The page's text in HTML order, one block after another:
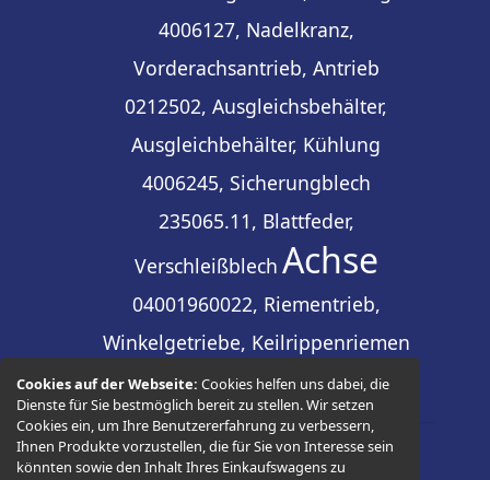
Cookies auf der Webseite:Cookies helfen uns dabei, die
Dienste für Sie bestmöglich bereit zu stellen. Wir setzen
Cookies ein, um Ihre Benutzererfahrung zu verbessern,
Ihnen Produkte vorzustellen, die für Sie von Interesse sein
könnten sowie den Inhalt Ihres Einkaufswagens zu
4006127, Nadelkranz,
Vorderachsantrieb, Antrieb
0212502, Ausgleichsbehälter,
Ausgleichbehälter, Kühlung
4006245, Sicherungblech
235065.11, Blattfeder,
Verschleißblech Achse
04001960022, Riementrieb,
Winkelgetriebe, Keilrippenriemen
© 2026 -Thüringer Ersatzteilhandel